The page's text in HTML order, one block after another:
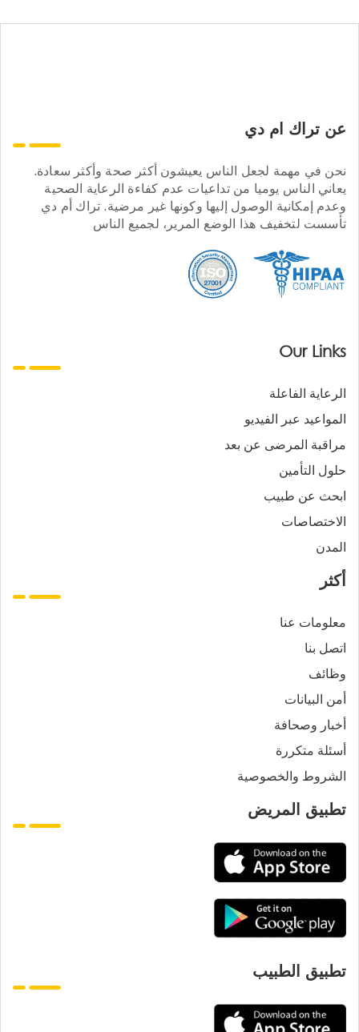
عن تراك ام دي
نحن في مهمة لجعل الناس يعيشون أكثر صحة وأكثر سعادة.
يعاني الناس يوميا من تداعيات عدم كفاءة الرعاية الصحية
وعدم إمكانية الوصول إليها وكونها غير مرضية. تراك أم دي
تأسست لتخفيف هذا الوضع المرير، لجميع الناس
Our Links
الرعاية الفاعلة
المواعيد عبر الفيديو
مراقبة المرضى عن بعد
حلول التأمين
ابحث عن طبيب
الاختصاصات
المدن
أكثر
معلومات عنا
اتصل بنا
وظائف
أمن البيانات
أخبار وصحافة
أسئلة متكررة
الشروط والخصوصية
تطبيق المريض
تطبيق الطبيب